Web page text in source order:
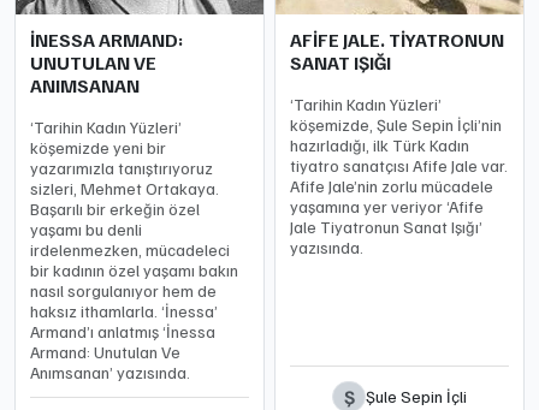
İNESSA ARMAND:
UNUTULAN VE
ANIMSANAN
‘Tarihin Kadın Yüzleri’
köşemizde yeni bir
yazarımızla tanıştırıyoruz
sizleri, Mehmet Ortakaya.
Başarılı bir erkeğin özel
yaşamı bu denli
irdelenmezken, mücadeleci
bir kadının özel yaşamı bakın
nasıl sorgulanıyor hem de
haksız ithamlarla. ‘İnessa’
Armand’ı anlatmış ‘İnessa
Armand: Unutulan Ve
Anımsanan’ yazısında.
AFİFE JALE. TİYATRONUN
SANAT IŞIĞI
‘Tarihin Kadın Yüzleri’
köşemizde, Şule Sepin İçli’nin
hazırladığı, ilk Türk Kadın
tiyatro sanatçısı Afife Jale var.
Afife Jale’nin zorlu mücadele
yaşamına yer veriyor ‘Afife
Jale Tiyatronun Sanat Işığı’
yazısında.
Ş Şule Sepin İçli